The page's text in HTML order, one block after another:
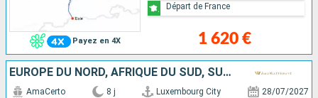
Payez en 4X 1 620 €
Départ de France
EUROPE DU NORD, AFRIQUE DU SUD, SUISSE, ALLEMAGNE, FRANCE
AmaCerto 8 j Luxembourg City 28/07/2027